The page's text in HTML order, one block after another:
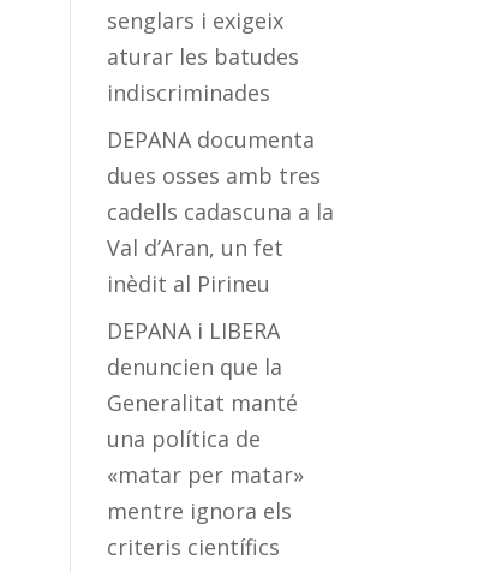
senglars i exigeix
aturar les batudes
indiscriminades
DEPANA documenta
dues osses amb tres
cadells cadascuna a la
Val d’Aran, un fet
inèdit al Pirineu
DEPANA i LIBERA
denuncien que la
Generalitat manté
una política de
«matar per matar»
mentre ignora els
criteris científics